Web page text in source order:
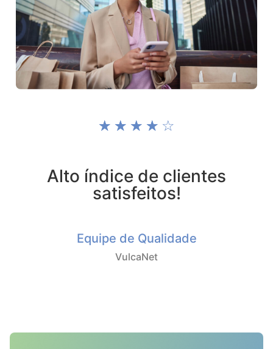
☆ ☆ ☆ ☆ ☆
Alto índice de clientes
satisfeitos!
Equipe de Qualidade
VulcaNet